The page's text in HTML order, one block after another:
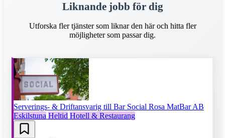
Liknande jobb för dig
Utforska fler tjänster som liknar den här och hitta fler
möjligheter som passar dig.
Serverings- & Driftansvarig till Bar Social Rosa MatBar AB
Eskilstuna Heltid Hotell & Restaurang